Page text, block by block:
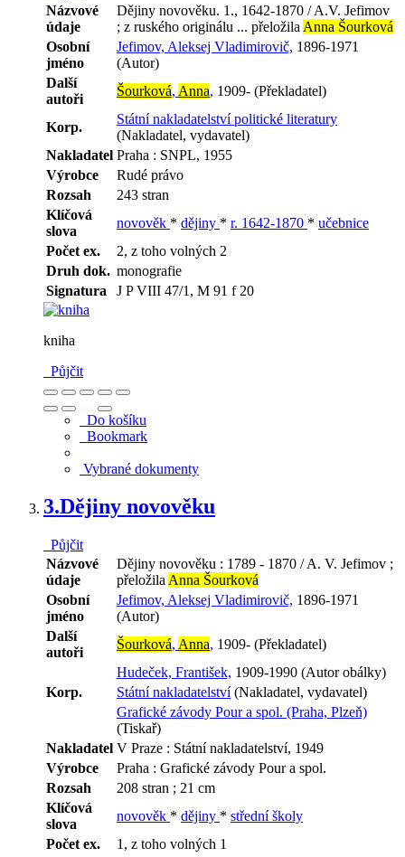
Názvové
údaje
Dějiny novověku. 1., 1642-1870 / A.V. Jefimov
; z ruského originálu ... přeložila Anna Šourková
Osobní
jméno
Jefimov, Aleksej Vladimirovič, 1896-1971
(Autor)
Další
autoři
Šourková, Anna, 1909- (Překladatel)
Korp.
Státní nakladatelství politické literatury
(Nakladatel, vydavatel)
Nakladatel Praha : SNPL, 1955
Výrobce
Rudé právo
Rozsah
243 stran
Klíčová
slova
novověk * dějiny * r. 1642-1870 * učebnice
Počet ex.
2, z toho volných 2
Druh dok. monografie
Signatura
J P VIII 47/1, M 91 f 20
kniha
Půjčit
Do košíku
Bookmark
Vybrané dokumenty
3.Dějiny novověku
Půjčit
Názvové
údaje
Dějiny novověku : 1789 - 1870 / A. V. Jefimov ;
přeložila Anna Šourková
Osobní
jméno
Jefimov, Aleksej Vladimirovič, 1896-1971
(Autor)
Další
autoři
Šourková, Anna, 1909- (Překladatel)
Hudeček, František, 1909-1990 (Autor obálky)
Korp.
Státní nakladatelství(Nakladatel, vydavatel)
Grafické závody Pour a spol. (Praha, Plzeň)
(Tiskař)
Nakladatel V Praze : Státní nakladatelství, 1949
Výrobce
Praha : Grafické závody Pour a spol.
Rozsah
208 stran ; 21 cm
Klíčová
slova
novověk * dějiny * střední školy
Počet ex.
1, z toho volných 1